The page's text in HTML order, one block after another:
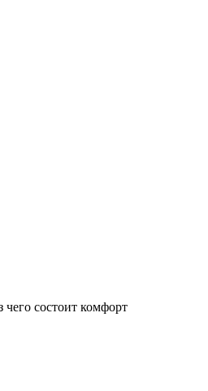
чего состоит комфорт